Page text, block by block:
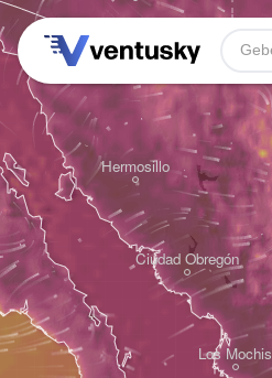
Hermosillo
Heroica Nogales
Ciudad Obregón
Los Mochis